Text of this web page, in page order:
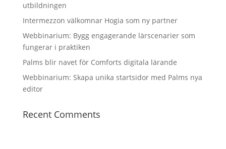
utbildningen
Intermezzon välkomnar Hogia som ny partner
Webbinarium: Bygg engagerande lärscenarier som
fungerar i praktiken
Palms blir navet för Comforts digitala lärande
Webbinarium: Skapa unika startsidor med Palms nya
editor
Recent Comments